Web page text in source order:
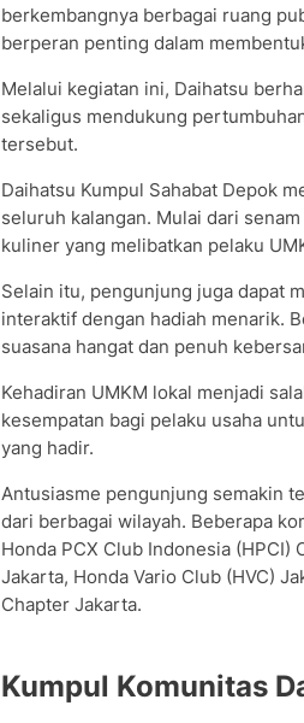
berkembangnya berbagai ruang
berperan penting dalam
Melalui kegiatan ini, Daihatsu
sekaligus mendukung
tersebut.
Daihatsu Kumpul Sahabat Depok
seluruh kalangan. Mulai dari
kuliner yang melibatkan pelaku
Selain itu, pengunjung juga dapat
interaktif dengan hadiah menarik.
suasana hangat dan penuh
Kehadiran UMKM lokal menjadi
kesempatan bagi pelaku usaha
yang hadir.
Antusiasme pengunjung semakin
dari berbagai wilayah. Beberapa
Honda PCX Club Indonesia (HPCI)
Jakarta, Honda Vario Club (HVC)
Chapter Jakarta.
Kumpul Komunitas